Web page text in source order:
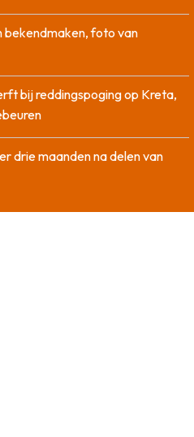
bekendmaken, foto van
bij reddingspoging op Kreta,
drie maanden na delen van